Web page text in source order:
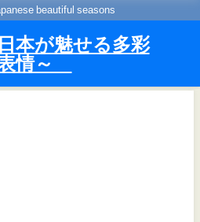
beautiful seasons
本が魅せる多彩
情～